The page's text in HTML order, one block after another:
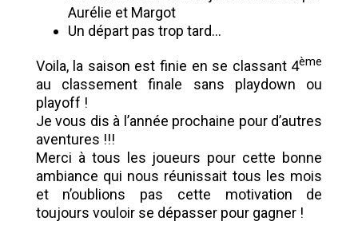
Aurélie et Margot
Un départ pas trop tard…
Voila, la saison est finie en se classant 4ème
au classement finale sans playdown ou
playoff !
Je vous dis à l’année prochaine pour d’autres
aventures !!!
Merci à tous les joueurs pour cette bonne
ambiance qui nous réunissait tous les mois
et n’oublions pas cette motivation de
toujours vouloir se dépasser pour gagner !